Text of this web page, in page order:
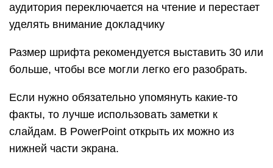
аудитория переключается на чтение и перестает
уделять внимание докладчику
Размер шрифта рекомендуется выставить 30 или
больше, чтобы все могли легко его разобрать.
Если нужно обязательно упомянуть какие-то
факты, то лучше использовать заметки к
слайдам. В PowerPoint открыть их можно из
нижней части экрана.